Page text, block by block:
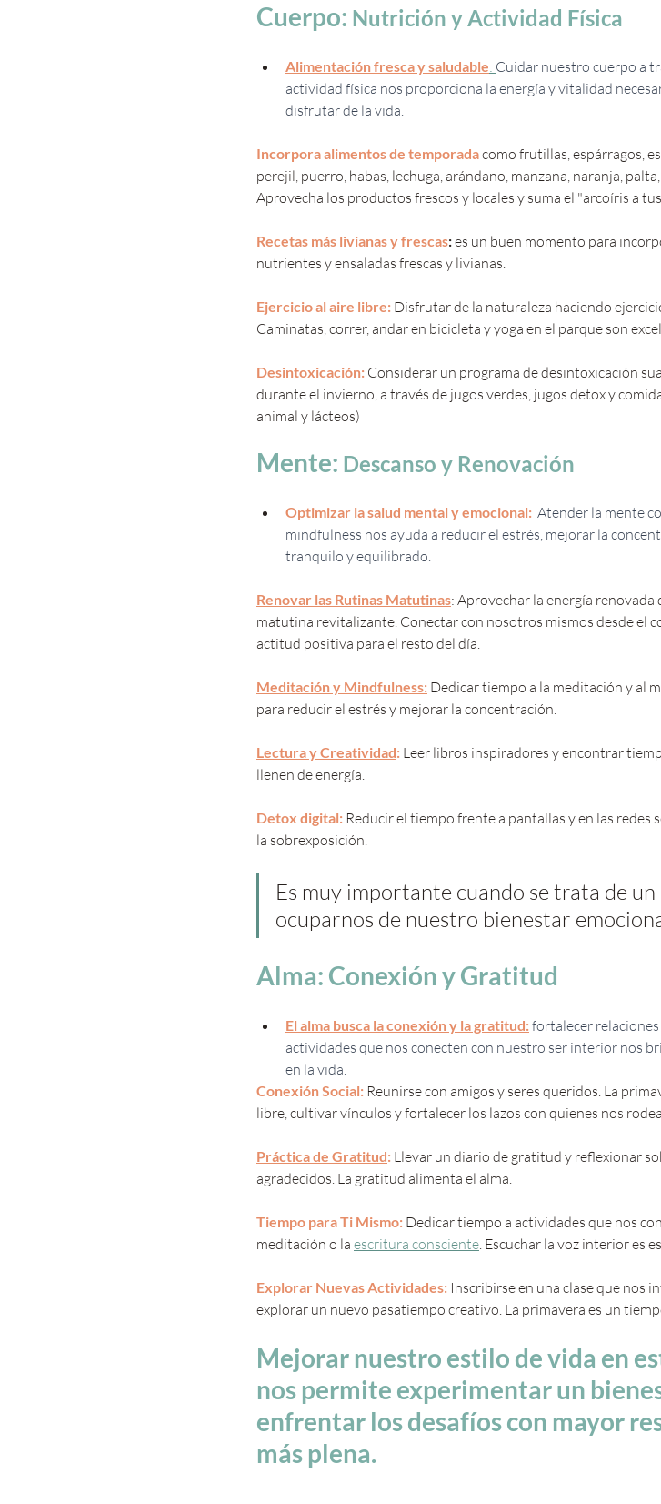
Cuerpo: Nutrición y Actividad Física
Alimentación fresca y saludable: Cuidar nuestro cuerpo a
actividad física nos proporciona la energía y vitalidad
disfrutar de la vida.
Incorpora alimentos de temporada como frutillas, espárragos,
perejil, puerro, habas, lechuga, arándano, manzana, naranja,
Aprovecha los productos frescos y locales y suma el "arcoíris a
Recetas más livianas y frescas: es un buen momento para
nutrientes y ensaladas frescas y livianas.
Ejercicio al aire libre: Disfrutar de la naturaleza haciendo
Caminatas, correr, andar en bicicleta y yoga en el parque son
Desintoxicación: Considerar un programa de desintoxicación
durante el invierno, a través de jugos verdes, jugos detox y
animal y lácteos)
Mente: Descanso y Renovación
Optimizar la salud mental y emocional: Atender la mente
mindfulness nos ayuda a reducir el estrés, mejorar la
tranquilo y equilibrado.
Renovar las Rutinas Matutinas: Aprovechar la energía
matutina revitalizante. Conectar con nosotros mismos desde el
actitud positiva para el resto del día.
Meditación y Mindfulness: Dedicar tiempo a la meditación y al
para reducir el estrés y mejorar la concentración.
Lectura y Creatividad: Leer libros inspiradores y encontrar
llenen de energía.
Detox digital: Reducir el tiempo frente a pantallas y en las redes
la sobrexposición.
Es muy importante cuando se trata de
ocuparnos de nuestro bienestar
Alma: Conexión y Gratitud
El alma busca la conexión y la gratitud: fortalecer
actividades que nos conecten con nuestro ser interior nos
en la vida.
Conexión Social: Reunirse con amigos y seres queridos. La
libre, cultivar vínculos y fortalecer los lazos con quienes nos
Práctica de Gratitud: Llevar un diario de gratitud y reflexionar
agradecidos. La gratitud alimenta el alma.
Tiempo para Ti Mismo: Dedicar tiempo a actividades que nos
meditación o la escritura consciente. Escuchar la voz interior es
Explorar Nuevas Actividades: Inscribirse en una clase que nos
explorar un nuevo pasatiempo creativo. La primavera es un
Mejorar nuestro estilo de vida en
nos permite experimentar un
enfrentar los desafíos con mayor
más plena.